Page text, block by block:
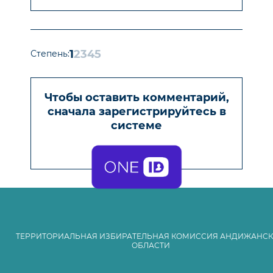
Степень: 5
4
3
2
1
Чтобы оставить комментарий,
сначала зарегистрируйтесь в
системе
ТЕРРИТОРИАЛЬНАЯ ИЗБИРАТЕЛЬНАЯ КОМИССИЯ
ОБЛАСТИ